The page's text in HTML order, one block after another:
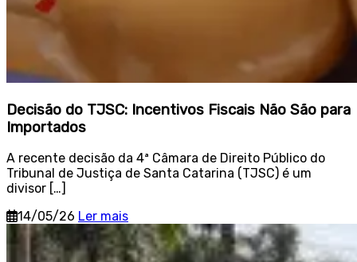
Decisão do TJSC: Incentivos Fiscais Não São para
Importados
A recente decisão da 4ª Câmara de Direito Público do
Tribunal de Justiça de Santa Catarina (TJSC) é um
divisor […]
14/05/26 Ler mais